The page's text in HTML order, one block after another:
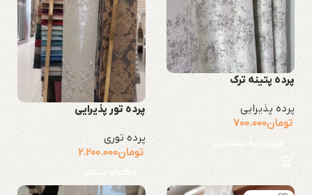
پرده پتینه ترک
پرده پذیرایی
تومان700.000
افزودن به سبد خرید
پرده تور پذیرایی
پرده توری
تومان2.200.000
اطلاعات بیشتر